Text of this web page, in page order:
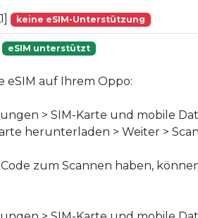
keine eSIM-Unterstützung
eSIM unterstützt
eSIM auf Ihrem Oppo:
> SIM-Karte und mobile
herunterladen > Weiter >
zum Scannen haben,